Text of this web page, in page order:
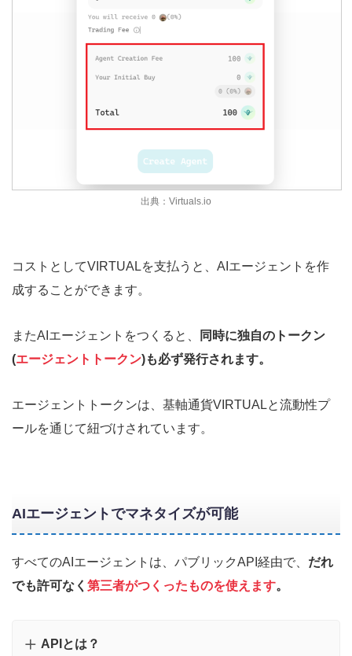
出典：Virtuals.io
コストとしてVIRTUALを支払うと、AIエージェントを作
成することができます。
またAIエージェントをつくると、
同時に独自のトークン
(エージェントトークン)も必ず発行されます。
エージェントトークンは、基軸通貨VIRTUALと流動性プ
ールを通じて紐づけされています。
AIエージェントでマネタイズが可能
すべてのAIエージェントは、パブリックAPI経由で、 だれ
でも許可なく 第三者がつくったものを使えます。
APIとは？